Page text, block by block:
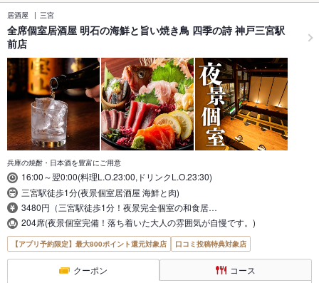
居酒屋 三宮
全席個室居酒屋 明石の海鮮と旨い焼き鳥 四季の詩 神戸三宮駅
前店
兵庫の焼酎・日本酒を豊富にご用意
16:00～翌0:00(料理L.O.23:00,ドリンクL.O.23:30)
三宮駅徒歩1分(夜景個室居酒屋 海鮮と肉)
3480円（三宮駅徒歩1分！夜景完全個室の和食居…
204席(夜景個室完備！落ち着いた大人の雰囲気が自慢です。)
【アプリ予約限定】最大800ポイント還元対象店 口コミ投稿特典対象店
クーポン コース